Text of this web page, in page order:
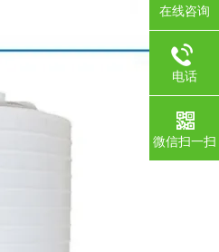
在线咨询
电话
微信扫一扫